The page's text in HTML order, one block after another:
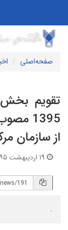
صفحه‌اصلی
اخبار
بخش
1395
سازمان